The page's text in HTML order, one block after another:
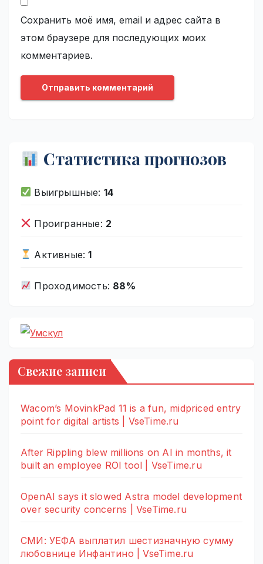
Сохранить моё имя, email и адрес сайта в
этом браузере для последующих моих
комментариев.
Статистика прогнозов
Выигрышные: 14
Проигранные: 2
Активные:1
Проходимость: 88%
Свежие записи
Wacom’s MovinkPad 11 is a fun, midpriced entry
point for digital artists | VseTime.ru
After Rippling blew millions on AI in months, it
built an employee ROI tool | VseTime.ru
OpenAI says it slowed Astra model development
over security concerns | VseTime.ru
СМИ: УЕФА выплатил шестизначную сумму
любовнице Инфантино | VseTime.ru